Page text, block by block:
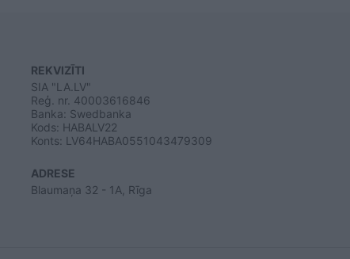
REKVIZĪTI
SIA "LA.LV"
Reģ. nr. 40003616846
Banka: Swedbanka
Kods: HABALV22
Konts: LV64HABA0551043479309
ADRESE
Blaumaņa 32 - 1A, Rīga